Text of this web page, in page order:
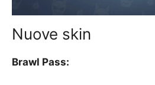
Nuove skin
Brawl Pass: